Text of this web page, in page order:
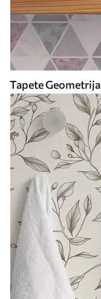
Tapete Geometrija